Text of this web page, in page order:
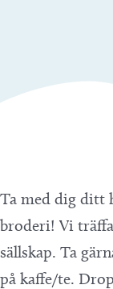
Ta med dig ditt
broderi! Vi
sällskap. Ta
på kaffe/te.